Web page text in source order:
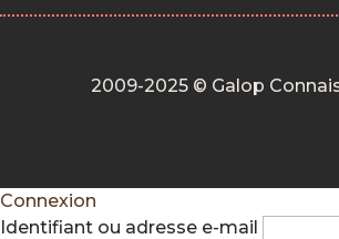
2009-2025 © Galop
Connexion
Identifiant ou adresse e-mail